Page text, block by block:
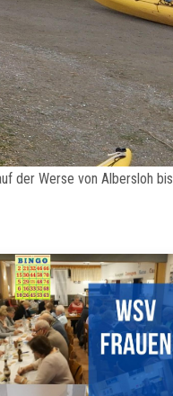
der Werse von Albersloh bis